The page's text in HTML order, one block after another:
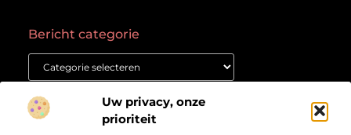
Uw privacy, onze
prioriteit
Onze informatie
Bericht categorie